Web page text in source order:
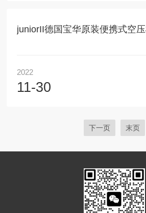
juniorII德国宝华原装便携式空
2022
11-30
下一页 末页